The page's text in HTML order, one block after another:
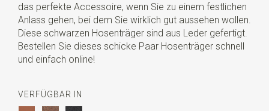
das perfekte Accessoire, wenn Sie zu einem festlichen
Anlass gehen, bei dem Sie wirklich gut aussehen wollen.
Diese schwarzen Hosenträger sind aus Leder gefertigt.
Bestellen Sie dieses schicke Paar Hosenträger schnell
und einfach online!
VERFÜGBAR IN